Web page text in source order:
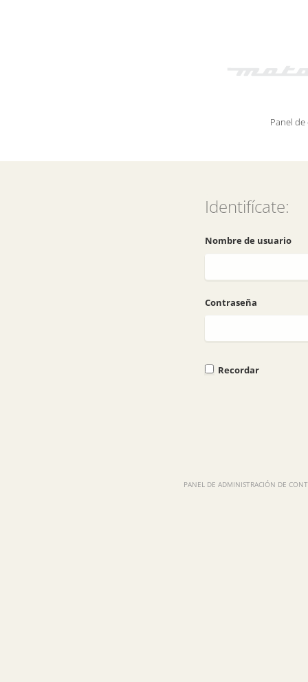
Panel
Identifícate:
Nombre de usuario
Contraseña
Recordar
PANEL DE ADMINISTRACIÓN DE